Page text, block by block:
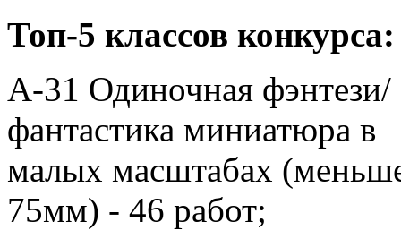
Топ-5 классов конкурса:
A-31 Одиночная фэнтези/
фантастика миниатюра в
малых масштабах
75мм) - 46 работ;